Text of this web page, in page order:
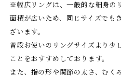
※幅広リングは、一般的な細身の
面積が広いため、同じサイズでも
ざいます。
普段お使いのリングサイズより少
ことをおすすめしております。
また、指の形や関節の太さ、むく